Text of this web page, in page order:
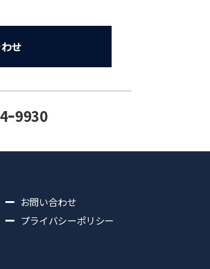
せ
ｰ9930
お問い合わせ
プライバシーポリシー